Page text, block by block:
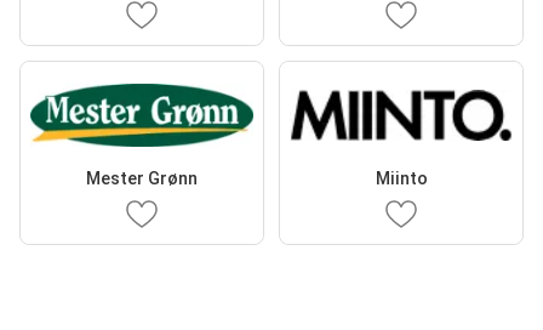
Mester Grønn Miinto